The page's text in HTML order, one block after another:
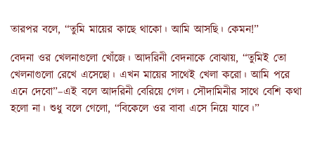
তারপর বলে, “তুমি মায়ের কাছে থাকো। আমি আসছি। কেমন!”
বেদনা ওর খেলনাগুলো খোঁজে। আদরিনী বেদনাকে বোঝায়, “তুমিই তো
খেলনাগুলো রেখে এসেছো। এখন মায়ের সাথেই খেলা করো। আমি পরে
এনে দেবো”–এই বলে আদরিনী বেরিয়ে গেল। সৌদামিনীর সাথে বেশি কথা
হলো না। শুধু বলে গেলো, “বিকেলে ওর বাবা এসে নিয়ে যাবে।”